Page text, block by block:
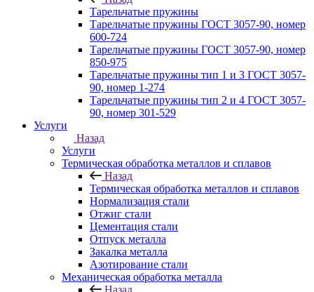
Тарельчатые пружины
Тарельчатые пружины ГОСТ 3057-90, номер
600-724
Тарельчатые пружины ГОСТ 3057-90, номер
850-975
Тарельчатые пружины тип 1 и 3 ГОСТ 3057-
90, номер 1-274
Тарельчатые пружины тип 2 и 4 ГОСТ 3057-
90, номер 301-529
Услуги
Назад
Услуги
Термическая обработка металлов и сплавов
Назад
Термическая обработка металлов и сплавов
Нормализация стали
Отжиг стали
Цементация стали
Отпуск металла
Закалка металла
Азотирование стали
Механическая обработка металла
Назад